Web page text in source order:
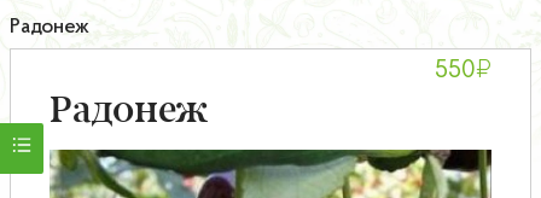
Лук-севок
Малина
Мини-деревья
Радонеж
Радонеж
550₽